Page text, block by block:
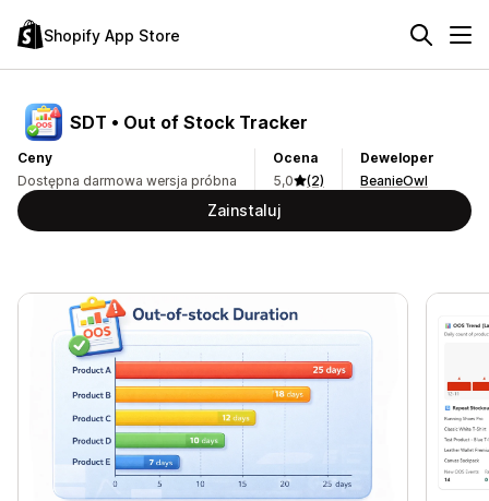
Shopify App Store
SDT • Out of Stock Tracker
Ceny
Dostępna darmowa wersja próbna
Ocena
5,0
(2)
Deweloper
BeanieOwl
Zainstaluj